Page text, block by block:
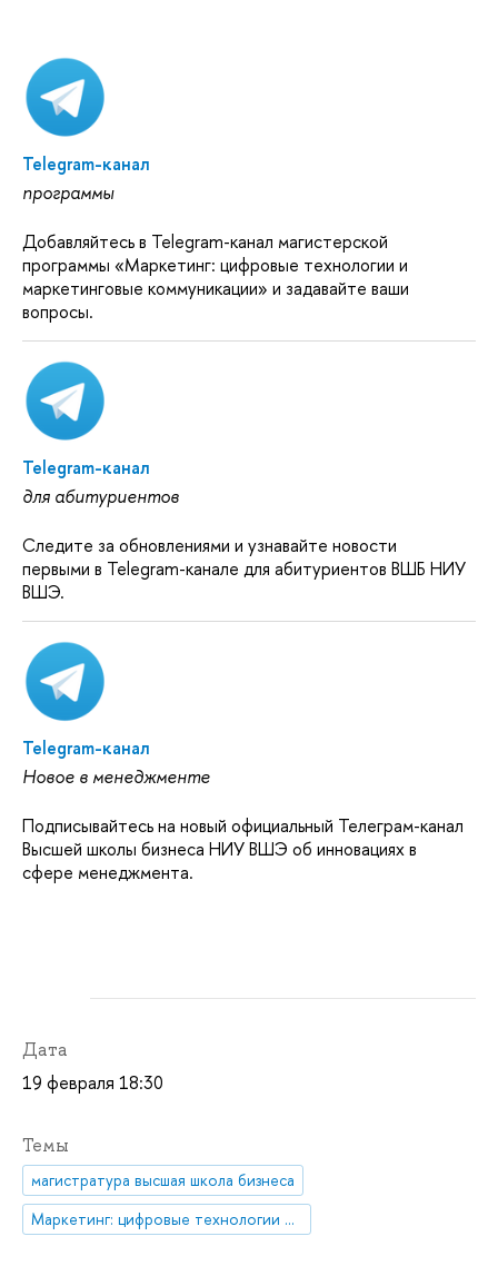
Telegram-канал
программы
Добавляйтесь в Telegram-канал магистерской
программы «Маркетинг: цифровые технологии и
маркетинговые коммуникации» и задавайте ваши
вопросы.
Telegram-канал
для абитуриентов
Следите за обновлениями и узнавайте новости
первыми в Telegram-канале для абитуриентов ВШБ НИУ
ВШЭ.
Telegram-канал
Новое в менеджменте
Подписывайтесь на новый официальный Телеграм-канал
Высшей школы бизнеса НИУ ВШЭ об инновациях в
сфере менеджмента.
Дата
19 февраля 18:30
Темы
магистратура высшая школа бизнеса
Маркетинг: цифровые технологии и маркетинговые коммуникации